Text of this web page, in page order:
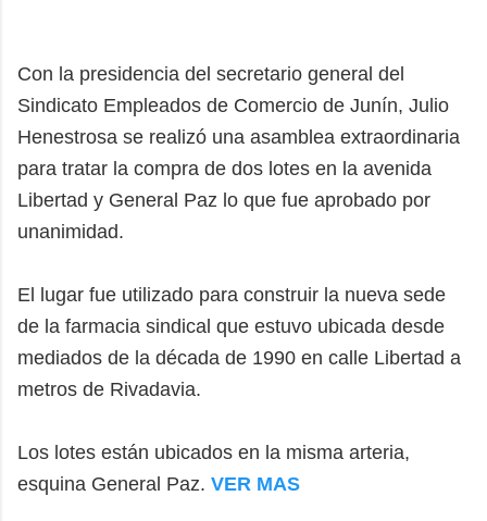
Con la presidencia del secretario general del
Sindicato Empleados de Comercio de Junín, Julio
Henestrosa se realizó una asamblea extraordinaria
para tratar la compra de dos lotes en la avenida
Libertad y General Paz lo que fue aprobado por
unanimidad.
El lugar fue utilizado para construir la nueva sede
de la farmacia sindical que estuvo ubicada desde
mediados de la década de 1990 en calle Libertad a
metros de Rivadavia.
Los lotes están ubicados en la misma arteria,
esquina General Paz. VER MAS